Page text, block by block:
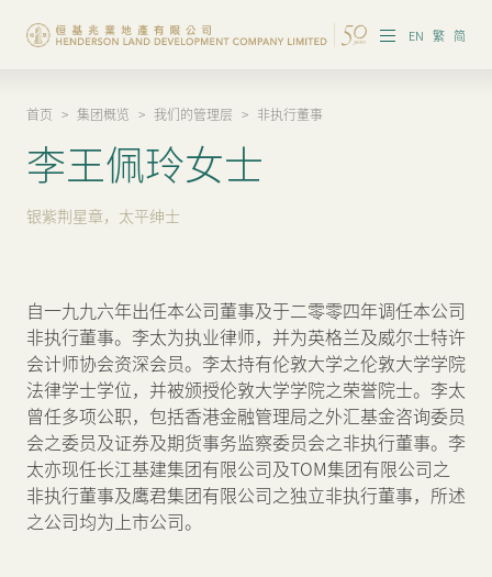
EN 繁 简
集团概览
投资者资讯
香港物业
企业管治
可持续发展
我们的团队
品牌理念
首页 > 集团概览 > 我们的管理层 > 非执行董事
李王佩玲女士
银紫荆星章，太平绅士
自一九九六年出任本公司董事及于二零零四年调任本公司
非执行董事。李太为执业律师，并为英格兰及威尔士特许
会计师协会资深会员。李太持有伦敦大学之伦敦大学学院
法律学士学位，并被颁授伦敦大学学院之荣誉院士。李太
曾任多项公职，包括香港金融管理局之外汇基金咨询委员
会之委员及证券及期货事务监察委员会之非执行董事。李
太亦现任长江基建集团有限公司及TOM集团有限公司之
非执行董事及鹰君集团有限公司之独立非执行董事，所述
之公司均为上市公司。